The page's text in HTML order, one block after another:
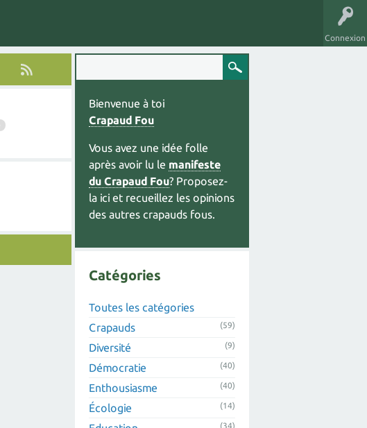
Connexion
Bienvenue à toi
Crapaud Fou
Vous avez une idée folle
après avoir lu le manifeste
du Crapaud Fou? Proposez-
la ici et recueillez les opinions
des autres crapauds fous.
Catégories
Toutes les catégories
Crapauds
(59)
Diversité (9)
Démocratie (40)
Enthousiasme (40)
Écologie (14)
(34)